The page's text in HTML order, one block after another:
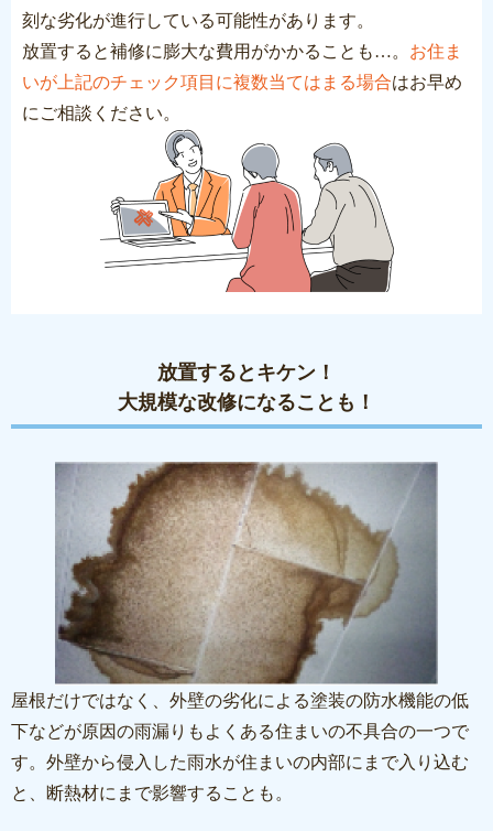
刻な劣化が進行している可能性があります。
放置すると補修に膨大な費用がかかることも…。 お住ま
いが上記のチェック項目に複数当てはまる場合はお早め
にご相談ください。
放置するとキケン！
大規模な改修になることも！
屋根だけではなく、外壁の劣化による塗装の防水機能の低
下などが原因の雨漏りもよくある住まいの不具合の一つで
す。外壁から侵入した雨水が住まいの内部にまで入り込む
と、断熱材にまで影響することも。